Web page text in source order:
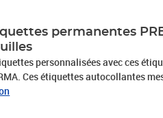
permanentes
personnalisées avec ces
Ces étiquettes autocollantes
en ensembles de 100